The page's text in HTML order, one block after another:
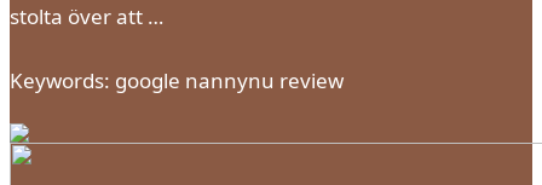
stolta över att …
Keywords: google nannynu review